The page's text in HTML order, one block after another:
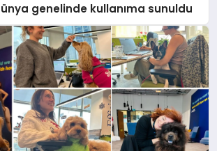
genelinde kullanıma sunuldu